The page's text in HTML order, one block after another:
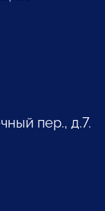
пер., д.7.